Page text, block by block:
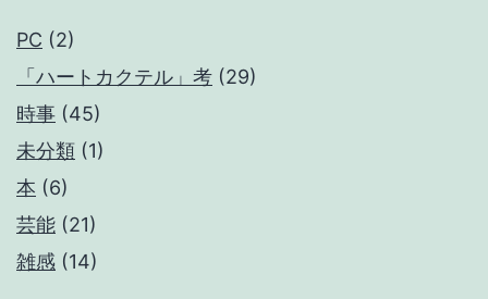
PC (2)
「ハートカクテル」考 (29)
時事 (45)
未分類 (1)
本 (6)
芸能 (21)
雑感 (14)